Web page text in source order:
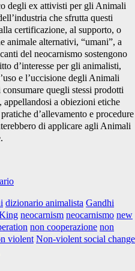
degli ex attivisti per gli Animali
che sfrutta questi
certificazione, al supporto, o
animale alternativi, “umani”, a
del neocarnismo sostengono
d’interesse per gli animalisti,
e l’uccisione degli Animali
quegli stessi prodotti
a obiezioni etiche
d’allevamento e procedure
di applicare agli Animali
dizionario animalista Gandhi
neocarnism neocarnismo new
non cooperazione non
violent Non-violent social change